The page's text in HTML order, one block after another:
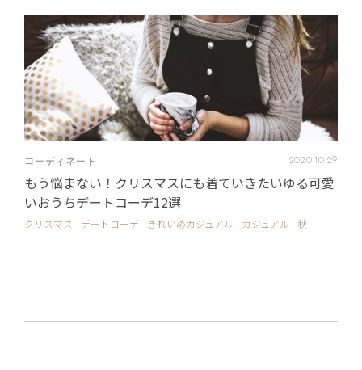
コーディネート 2020.10.29
もう悩まない！クリスマスにも着ていきたいゆる可愛
いおうちデートコーデ12選
クリスマス デートコーデ きれいめカジュアル カジュアル 秋